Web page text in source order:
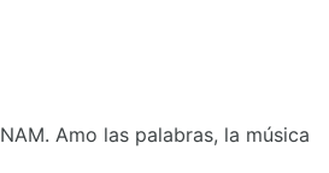
Amo las palabras, la música